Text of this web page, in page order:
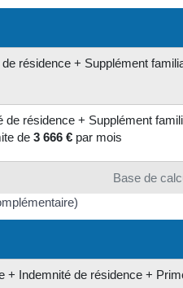
Base de
résidence + Supplément
de résidence + Supplément
de 3 666 € par mois
+ Indemnité de résidence +